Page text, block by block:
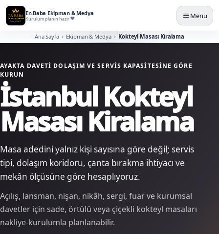
En Baba Ekipman & Medya
Kurulum planın hazır Menü
Ana Sayfa Ekipman & Medya Kokteyl Masası Kiralama
AYAKTA DAVETI DOLAŞIM VE SERVIS KAPASITESINE GÖRE
KURUN
İstanbul Kokteyl
Masası Kiralama
Masa adedini yalnız kişi sayısına göre değil; servis
tipi, dolaşım koridoru, çanta bırakma ihtiyacı ve
mekân ölçüsüne göre hesaplıyoruz.
Açılış, lansman, nişan, nikâh, sergi, fuar ve kurumsal
davetler için sade, örtülü veya çiçekli kokteyl masaları
nakliye-kurulumla planlanabilir.